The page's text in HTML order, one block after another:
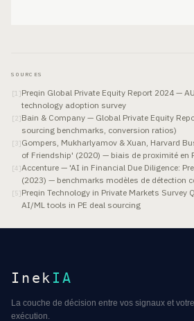
SOURCES
[1 ]Preqin Global Private Equity Report 2024 —
technology adoption survey
[2]Bain & Company — Global Private Equity
sourcing benchmarks, conversion ratios)
[ 3]Gompers, Mukharlyamov & Xuan, Harvard
of Friendship' (2020) — biais de proximité en
[4 ]Accenture — 'AI in Financial Due Diligence:
(2023) — benchmarks modèles de détection
[5]Preqin Technology in Private Markets
AI/ML tools in PE deal sourcing
Inek IA
La couche de décision entre vos signaux et votre
exécution.